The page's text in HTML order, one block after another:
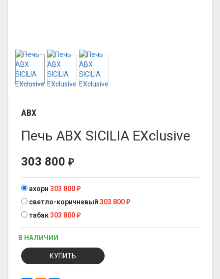
ABX
Печь ABX SICILIA EXclusive
303 800 ₽
ахорн 303 800 ₽
светло-коричневый 303 800 ₽
табак303 800 ₽
В НАЛИЧИИ
КУПИТЬ